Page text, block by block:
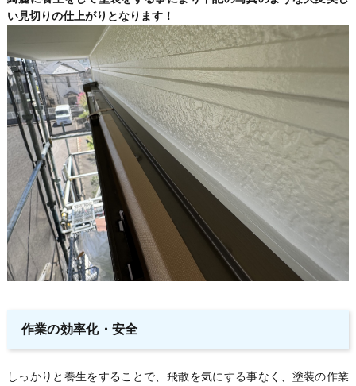
い見切りの仕上がりとなります！
作業の効率化・安全
しっかりと養生をすることで、飛散を気にする事なく、塗装の作業